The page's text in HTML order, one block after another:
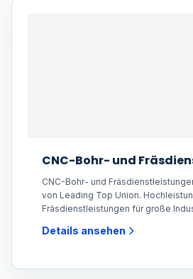
CNC-Bohr- und
CNC-Bohr- und
von Leading Top Union.
Fräsdienstleistungen für große
Details ansehen